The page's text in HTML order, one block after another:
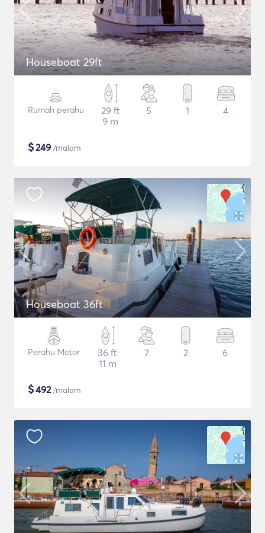
Houseboat 29ft
Rumah perahu
29 ft
9 m
5 1 4
$249 /malam
Houseboat 36ft
Perahu Motor
36 ft
11 m
7 2 6
$492/malam